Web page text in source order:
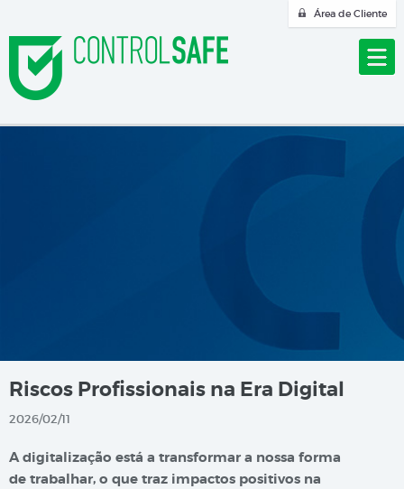
Área de Cliente
Riscos Profissionais na Era Digital
2026/02/11
A digitalização está a transformar a nossa forma
de trabalhar, o que traz impactos positivos na